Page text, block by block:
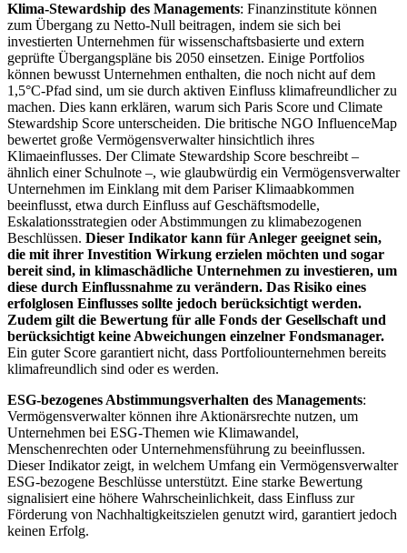
Klima-Stewardship des Managements: Finanzinstitute können
zum Übergang zu Netto-Null beitragen, indem sie sich bei
investierten Unternehmen für wissenschaftsbasierte und extern
geprüfte Übergangspläne bis 2050 einsetzen. Einige Portfolios
können bewusst Unternehmen enthalten, die noch nicht auf dem
1,5°C-Pfad sind, um sie durch aktiven Einfluss klimafreundlicher zu
machen. Dies kann erklären, warum sich Paris Score und Climate
Stewardship Score unterscheiden. Die britische NGO InfluenceMap
bewertet große Vermögensverwalter hinsichtlich ihres
Klimaeinflusses. Der Climate Stewardship Score beschreibt –
ähnlich einer Schulnote –, wie glaubwürdig ein Vermögensverwalter
Unternehmen im Einklang mit dem Pariser Klimaabkommen
beeinflusst, etwa durch Einfluss auf Geschäftsmodelle,
Eskalationsstrategien oder Abstimmungen zu klimabezogenen
Beschlüssen. Dieser Indikator kann für Anleger geeignet sein,
die mit ihrer Investition Wirkung erzielen möchten und sogar
bereit sind, in klimaschädliche Unternehmen zu investieren, um
diese durch Einflussnahme zu verändern. Das Risiko eines
erfolglosen Einflusses sollte jedoch berücksichtigt werden.
Zudem gilt die Bewertung für alle Fonds der Gesellschaft und
berücksichtigt keine Abweichungen einzelner Fondsmanager.
Ein guter Score garantiert nicht, dass Portfoliounternehmen bereits
klimafreundlich sind oder es werden.
ESG-bezogenes Abstimmungsverhalten des Managements:
Vermögensverwalter können ihre Aktionärsrechte nutzen, um
Unternehmen bei ESG-Themen wie Klimawandel,
Menschenrechten oder Unternehmensführung zu beeinflussen.
Dieser Indikator zeigt, in welchem Umfang ein Vermögensverwalter
ESG-bezogene Beschlüsse unterstützt. Eine starke Bewertung
signalisiert eine höhere Wahrscheinlichkeit, dass Einfluss zur
Förderung von Nachhaltigkeitszielen genutzt wird, garantiert jedoch
keinen Erfolg.